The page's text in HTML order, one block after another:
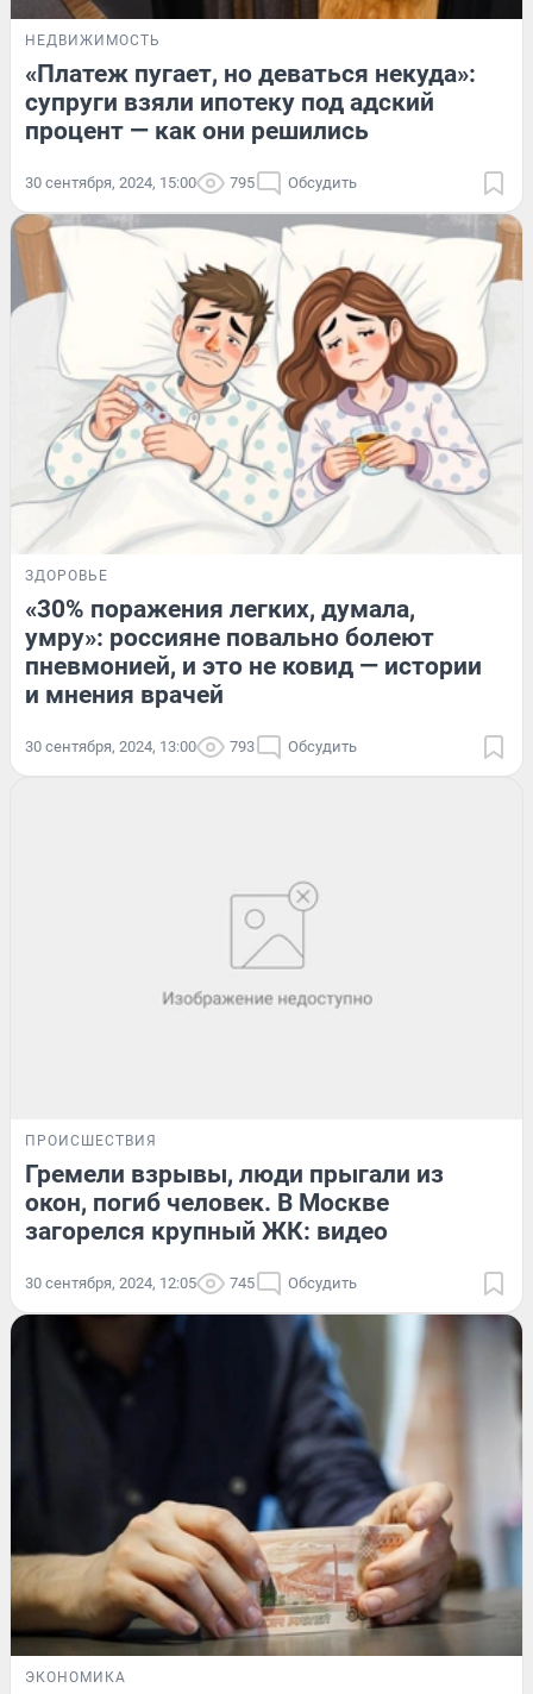
НЕДВИЖИМОСТЬ
«Платеж пугает, но деваться некуда»:
супруги взяли ипотеку под адский
процент — как они решились
30 сентября, 2024, 15:00 795 Обсудить
ЗДОРОВЬЕ
«30% поражения легких, думала,
умру»: россияне повально болеют
пневмонией, и это не ковид — истории
и мнения врачей
30 сентября, 2024, 13:00 793 Обсудить
ПРОИСШЕСТВИЯ
Гремели взрывы, люди прыгали из
окон, погиб человек. В Москве
загорелся крупный ЖК: видео
30 сентября, 2024, 12:05 745 Обсудить
ЭКОНОМИКА